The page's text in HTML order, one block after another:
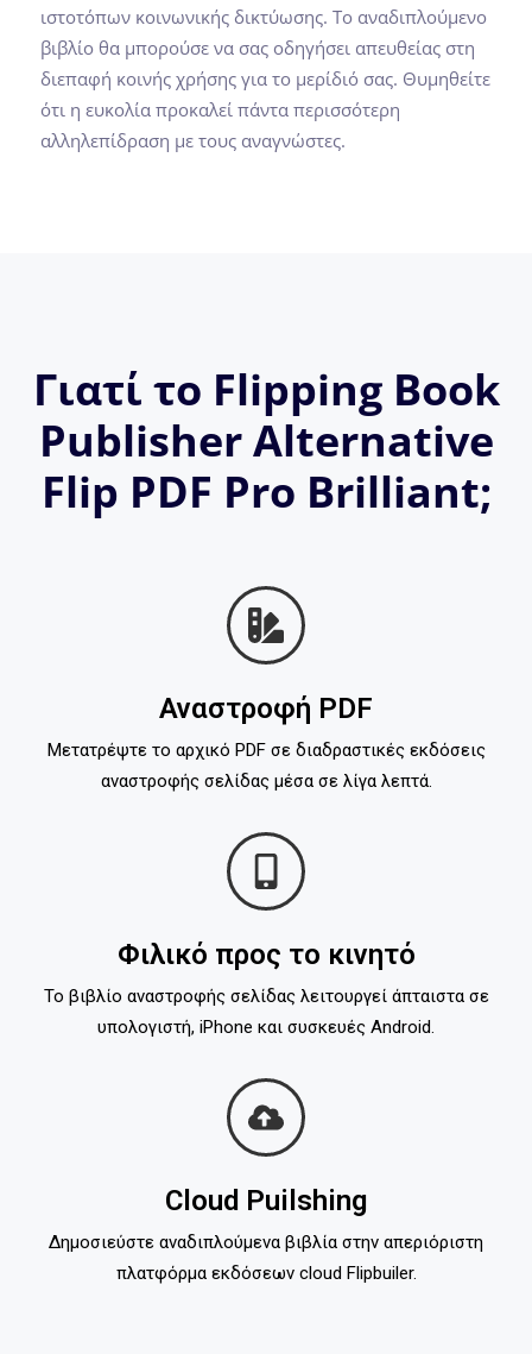
ιστοτόπων κοινωνικής δικτύωσης. Το αναδιπλούμενο
βιβλίο θα μπορούσε να σας οδηγήσει απευθείας στη
διεπαφή κοινής χρήσης για το μερίδιό σας. Θυμηθείτε
ότι η ευκολία προκαλεί πάντα περισσότερη
αλληλεπίδραση με τους αναγνώστες.
Γιατί το Flipping Book
Publisher Alternative
Flip PDF Pro Brilliant;
Αναστροφή PDF
Μετατρέψτε το αρχικό PDF σε διαδραστικές εκδόσεις
αναστροφής σελίδας μέσα σε λίγα λεπτά.
Φιλικό προς το κινητό
Το βιβλίο αναστροφής σελίδας λειτουργεί άπταιστα σε
υπολογιστή, iPhone και συσκευές Android.
Cloud Puilshing
Δημοσιεύστε αναδιπλούμενα βιβλία στην απεριόριστη
πλατφόρμα εκδόσεων cloud Flipbuiler.